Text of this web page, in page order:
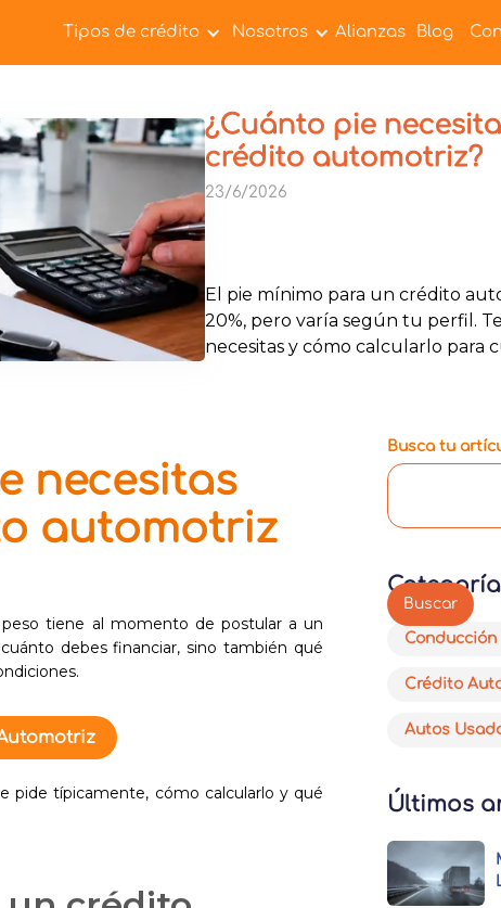
Tipos de crédito Nosotros Alianzas Blog
¿Cuánto pie
crédito automotriz?
23/6/2026
El pie mínimo para un crédito
20%, pero varía según tu perfil.
necesitas y cómo calcularlo para
necesitas
automotriz
tiene al momento de postular a un
debes financiar, sino también qué
pide típicamente, cómo calcularlo y qué
Busca tu
Conducción
Crédito
Autos
Últimos